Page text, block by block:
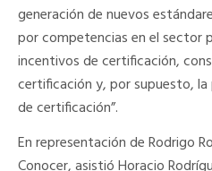
generación de nuevos
por competencias en el sector
incentivos de certificación,
certificación y, por supuesto,
de certificación”.
En representación de Rodrigo